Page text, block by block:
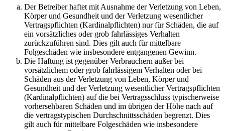
Der Betreiber haftet mit Ausnahme der Verletzung von Leben,
Körper und Gesundheit und der Verletzung wesentlicher
Vertragspflichten (Kardinalpflichten) nur für Schäden, die auf
ein vorsätzliches oder grob fahrlässiges Verhalten
zurückzuführen sind. Dies gilt auch für mittelbare
Folgeschäden wie insbesondere entgangenen Gewinn.
Die Haftung ist gegenüber Verbrauchern außer bei
vorsätzlichem oder grob fahrlässigem Verhalten oder bei
Schäden aus der Verletzung von Leben, Körper und
Gesundheit und der Verletzung wesentlicher Vertragspflichten
(Kardinalpflichten) auf die bei Vertragsschluss typischerweise
vorhersehbaren Schäden und im übrigen der Höhe nach auf
die vertragstypischen Durchschnittsschäden begrenzt. Dies
gilt auch für mittelbare Folgeschäden wie insbesondere